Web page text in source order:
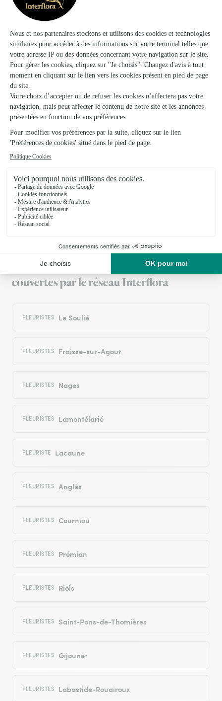
★ ★
L'efficacité avant tout
Rapide, efficace et, j'espère, respectueux du cahier des
charges
30/05/2026
★ ★ ★ ★ ★
Cadeau d une belle amie
Carte cadeau 🎁
Trustpilot Échantillon d'avis clients fourni via Trustpilot.
les avis de la marque Interflora sur Trustpilot
Livraison de fleurs à La Salvetat-sur-
Agout et autour : les villes proches
couvertes par le réseau Interflora
FLEURISTES Le Soulié
FLEURISTES Fraisse-sur-Agout
FLEURISTES Nages
FLEURISTES Lamontélarié
FLEURISTE Lacaune
FLEURISTES Anglès
FLEURISTES Courniou
FLEURISTES Prémian
FLEURISTES Riols
FLEURISTES Saint-Pons-de-Thomières
FLEURISTES Gijounet
FLEURISTES Labastide-Rouairoux